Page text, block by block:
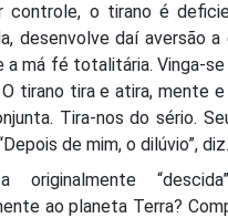
controle, o tirano é
desenvolve daí aversão
a má fé totalitária. Vinga-se
tirano tira e atira, mente
Tira-nos do sério.
de mim, o dilúvio”, diz.
originalmente
ao planeta Terra?